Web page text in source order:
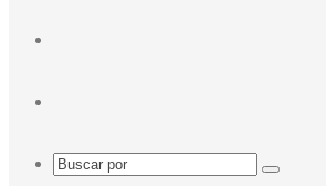
azar
lateral
Buscar